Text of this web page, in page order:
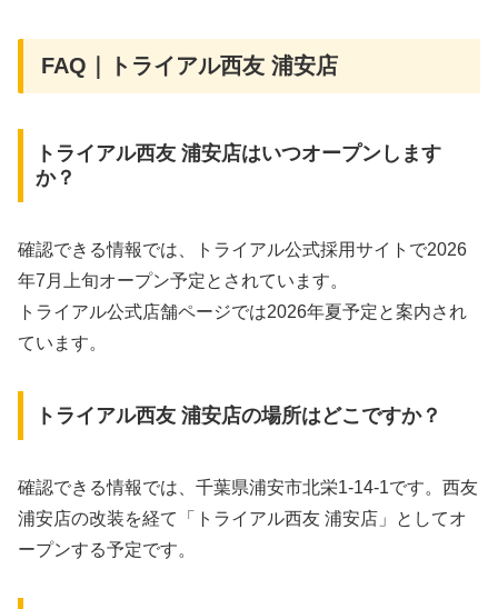
FAQ｜トライアル西友 浦安店
トライアル西友 浦安店はいつオープンします
か？
確認できる情報では、トライアル公式採用サイトで2026
年7月上旬オープン予定とされています。
トライアル公式店舗ページでは2026年夏予定と案内され
ています。
トライアル西友 浦安店の場所はどこですか？
確認できる情報では、千葉県浦安市北栄1-14-1です。西友
浦安店の改装を経て「トライアル西友 浦安店」としてオ
ープンする予定です。